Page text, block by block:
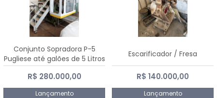
Conjunto Sopradora P-5
Pugliese até galões de 5 Litros
R$ 280.000,00
Lançamento
Escarificador / Fresa
R$ 140.000,00
Lançamento